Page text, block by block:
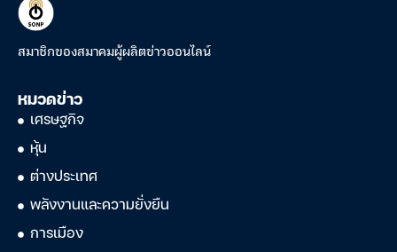
สมาชิกของสมาคมผู้ผลิตข่าวออนไลน์
หมวดข่าว
เศรษฐกิจ
หุ้น
ต่างประเทศ
พลังงานและความยั่งยืน
การเมือง